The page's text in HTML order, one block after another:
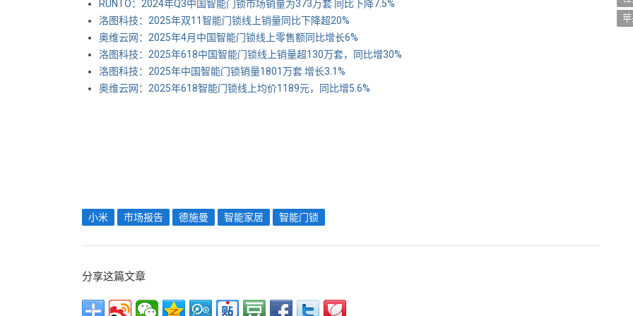
RUNTO：2024年Q3中国智能门锁市场销量为373万套 同比下降7.5%
洛图科技：2025年双11智能门锁线上销量同比下降超20%
奥维云网：2025年4月中国智能门锁线上零售额同比增长6%
洛图科技：2025年618中国智能门锁线上销量超130万套，同比增30%
洛图科技：2025年中国智能门锁销量1801万套 增长3.1%
奥维云网：2025年618智能门锁线上均价1189元，同比增5.6%
小米 市场报告 德施曼 智能家居 智能门锁
分享这篇文章